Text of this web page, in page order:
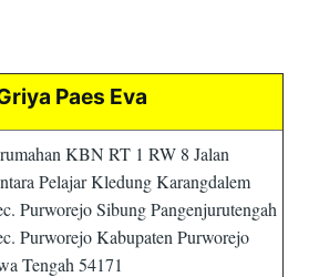
Paes Eva
KBN RT 1 RW 8 Jalan
Pelajar Kledung Karangdalem
Purworejo Sibung Pangenjurutengah
Purworejo Kabupaten Purworejo
Tengah 54171